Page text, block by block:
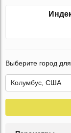
Выберите город